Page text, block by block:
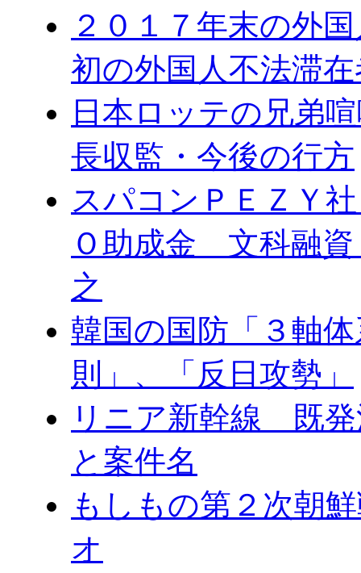
２０１７年末の外
初の外国人不法滞
日本ロッテの兄弟
長収監・今後の行方
スパコンＰＥＺＹ
Ｏ助成金 文科融
之
韓国の国防「３軸
則」、「反日攻勢」
リニア新幹線 既発
と案件名
もしもの第２次朝
オ